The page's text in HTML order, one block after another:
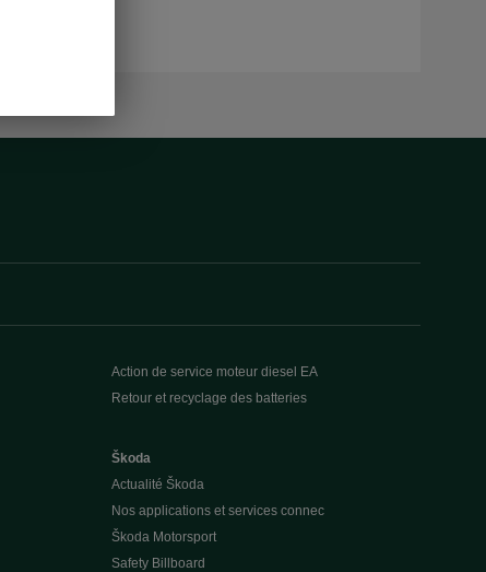
Action de service moteur diesel EA
Retour et recyclage des batteries
Škoda
Actualité Škoda
Nos applications et services connec
Škoda Motorsport
Safety Billboard